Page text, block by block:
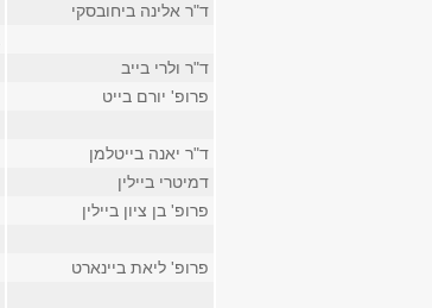
ד"ר אלינה ביחובסקי
ד"ר ולרי בייב
פרופ' יורם בייט
ד"ר יאנה בייטלמן
דמיטרי ביילין
פרופ' בן ציון ביילין
פרופ' ליאת ביינארט